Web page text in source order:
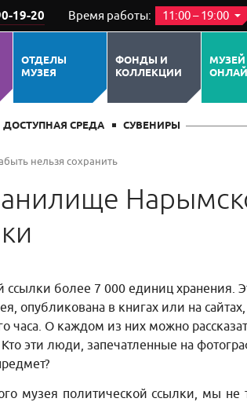
19-20 Время работы: 11:00 – 19:00
ОТДЕЛЫ
МУЗЕЯ
ФОНДЫ И
КОЛЛЕКЦИИ
МУЗЕЙ
ДОСТУПНАЯ СРЕДА СУВЕНИРЫ
нельзя сохранить
более 7 000 единиц хранения.
опубликована в книгах или на
часа. О каждом из них можно
эти люди, запечатленные на
музея политической ссылки, мы не